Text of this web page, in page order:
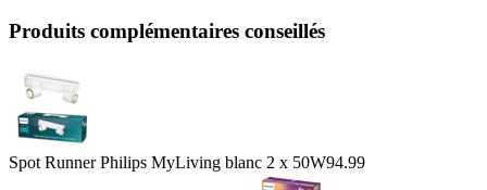
Produits complémentaires conseillés
Spot Runner Philips MyLiving blanc 2 x 50W94.99